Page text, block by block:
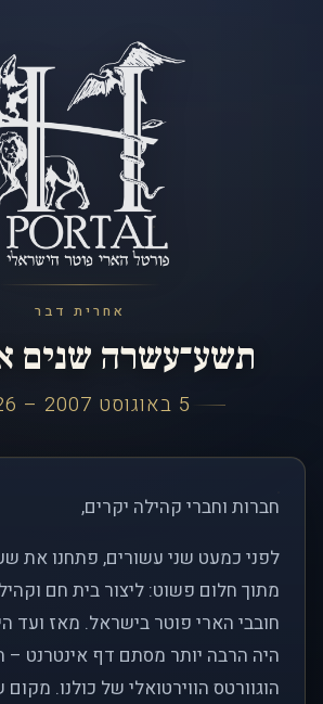
אחרית דבר
תשע־עשרה שנים
5 באוגוסט 2007 – 2026
חברות וחברי קהילה יקרים,
מתוך חלום פשוט: ליצור בית חם
חובבי הארי פוטר בישראל. מאז ועד
היה הרבה יותר מסתם דף אינטרנט –
הוגוורטס הווירטואלי של כולנו.